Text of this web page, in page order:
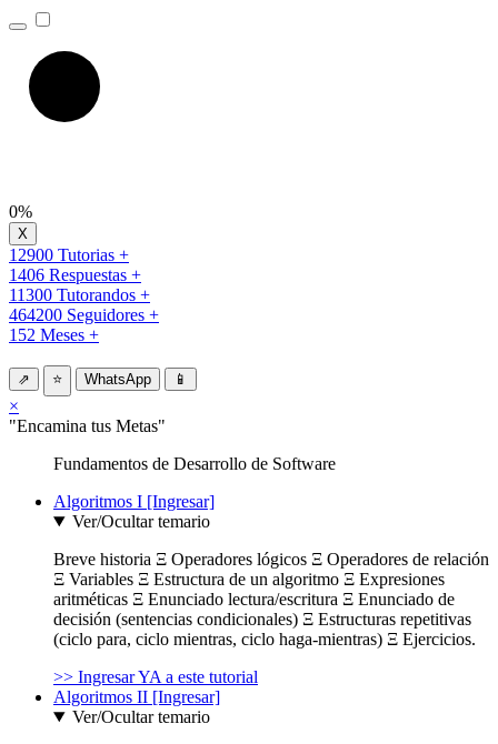
0%
12900 Tutorias +
1406 Respuestas +
11300 Tutorandos +
464200 Seguidores +
152 Meses +
⇗ ⭐ WhatsApp 📱
×
"Encamina tus Metas"
Fundamentos de Desarrollo de Software
Algoritmos I [Ingresar]
Ver/Ocultar temario
Breve historia Ξ Operadores lógicos Ξ Operadores de relación
Ξ Variables Ξ Estructura de un algoritmo Ξ Expresiones
aritméticas Ξ Enunciado lectura/escritura Ξ Enunciado de
decisión (sentencias condicionales) Ξ Estructuras repetitivas
(ciclo para, ciclo mientras, ciclo haga-mientras) Ξ Ejercicios.
>> Ingresar YA a este tutorial
Algoritmos II [Ingresar]
Ver/Ocultar temario